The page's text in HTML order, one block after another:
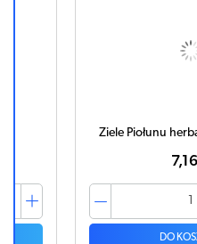
Ziele Piołunu
DO